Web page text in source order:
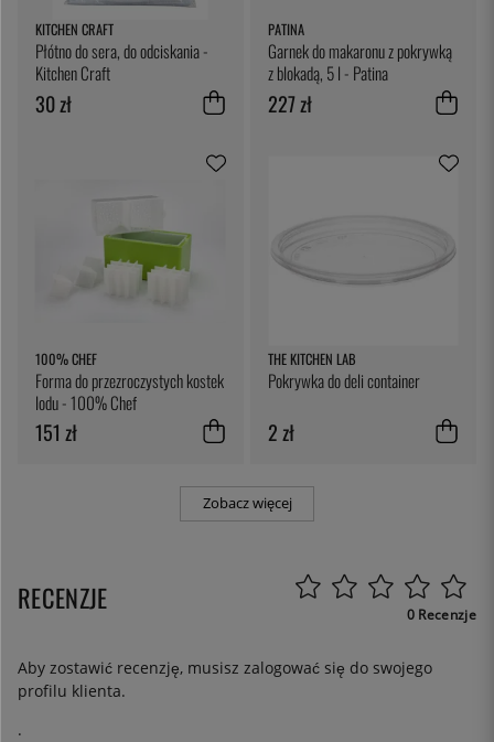
KITCHEN CRAFT
Płótno do sera, do odciskania -
Kitchen Craft
30 zł
PATINA
Garnek do makaronu z pokrywką
z blokadą, 5 l - Patina
227 zł
100% CHEF
Forma do przezroczystych kostek
lodu - 100% Chef
151 zł
THE KITCHEN LAB
Pokrywka do deli container
2 zł
Zobacz więcej
RECENZJE 0 Recenzje
Aby zostawić recenzję, musisz zalogować się do swojego
profilu klienta.
.